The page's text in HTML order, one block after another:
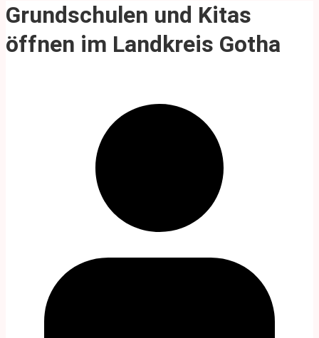
Grundschulen und Kitas
öffnen im Landkreis Gotha